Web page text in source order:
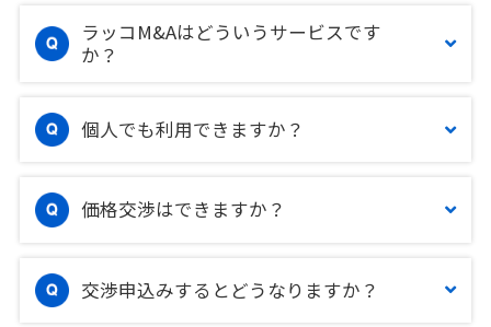
ラッコM&Aはどういうサービスです
か？
個人でも利用できますか？
価格交渉はできますか？
交渉申込みするとどうなりますか？